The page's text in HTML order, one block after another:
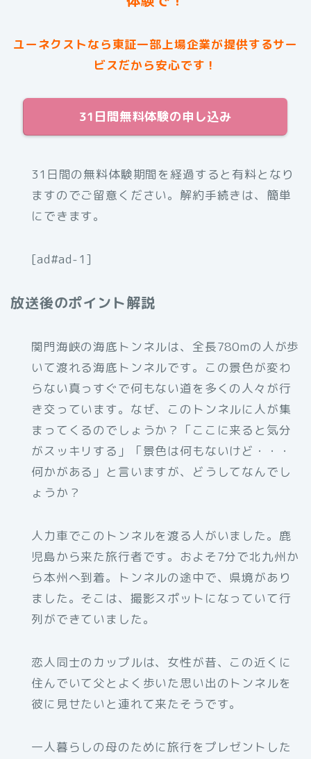
ユーネクストなら東証一部上場企業が提供するサー
ビスだから安心です！
31日間無料体験の申し込み
31日間の無料体験期間を経過すると有料となり
ますのでご留意ください。解約手続きは、簡単
にできます。
[ad#ad-1]
放送後のポイント解説
関門海峡の海底トンネルは、全長780mの人が歩
いて渡れる海底トンネルです。この景色が変わ
らない真っすぐで何もない道を多くの人々が行
き交っています。なぜ、このトンネルに人が集
まってくるのでしょうか？「ここに来ると気分
がスッキリする」「景色は何もないけど・・・
何かがある」と言いますが、どうしてなんでし
ょうか？
人力車でこのトンネルを渡る人がいました。鹿
児島から来た旅行者です。およそ7分で北九州か
ら本州へ到着。トンネルの途中で、県境があり
ました。そこは、撮影スポットになっていて行
列ができていました。
恋人同士のカップルは、女性が昔、この近くに
住んでいて父とよく歩いた思い出のトンネルを
彼に見せたいと連れて来たそうです。
一人暮らしの母のために旅行をプレゼントした